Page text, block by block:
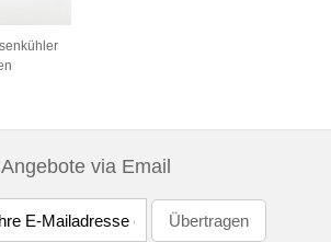
Angebote via Email